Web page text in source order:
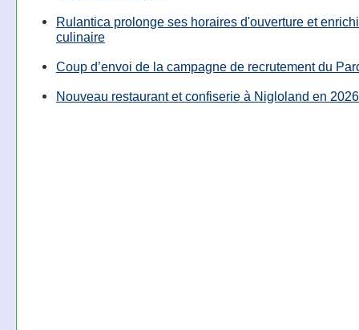
Rulantica prolonge ses horaires d'ouverture et
culinaire
Coup d’envoi de la campagne de recrutement du
Nouveau restaurant et confiserie à Nigloland en 2026